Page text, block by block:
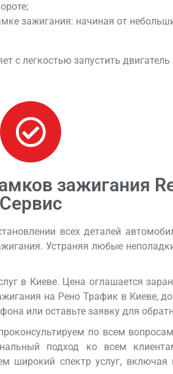
зажигания: начиная от
с легкостью запустить
зажигания
Сервис
всех деталей
Устраняя любые
в Киеве. Цена оглашается
на Рено Трафик в Киеве,
или оставьте заявку для
по всем
подход ко всем
широкий спектр услуг,